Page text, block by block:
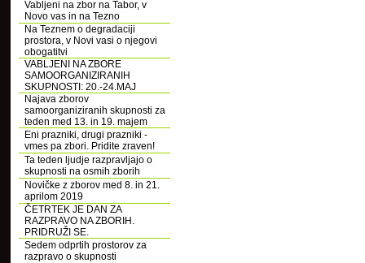
Vabljeni na zbor na Tabor, v
Novo vas in na Tezno
Na Teznem o degradaciji
prostora, v Novi vasi o njegovi
obogatitvi
VABLJENI NA ZBORE
SAMOORGANIZIRANIH
SKUPNOSTI: 20.-24.MAJ
Najava zborov
samoorganiziranih skupnosti za
teden med 13. in 19. majem
Eni prazniki, drugi prazniki -
vmes pa zbori. Pridite zraven!
Ta teden ljudje razpravljajo o
skupnosti na osmih zborih
Novičke z zborov med 8. in 21.
aprilom 2019
ČETRTEK JE DAN ZA
RAZPRAVO NA ZBORIH.
PRIDRUŽI SE.
Sedem odprtih prostorov za
razpravo o skupnosti